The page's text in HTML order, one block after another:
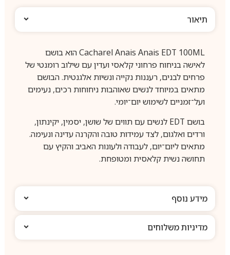
תיאור
Cacharel Anais Anais EDT 100ML הוא בושם
לאישה בניחוח פרחוני קלאסי ועדין עם שילוב רומנטי של
פרחים לבנים, רעננות נקייה ונשיות אלגנטית. הבושם
מתאים במיוחד לנשים שאוהבות ניחוחות רכים, נעימים
ועל־זמניים לשימוש יום־יומי.
בושם EDT לנשים עם תווים של שושן, יסמין, יקינתון,
ורדים ואלגום, לצד עמידות טובה והקרנה עדינה ונעימה.
מתאים ליום־יום, לעבודה ולעונות האביב והקיץ עם
תחושה נשית קלאסית ומטופחת.
מידע נוסף
מדיניות משלוחים